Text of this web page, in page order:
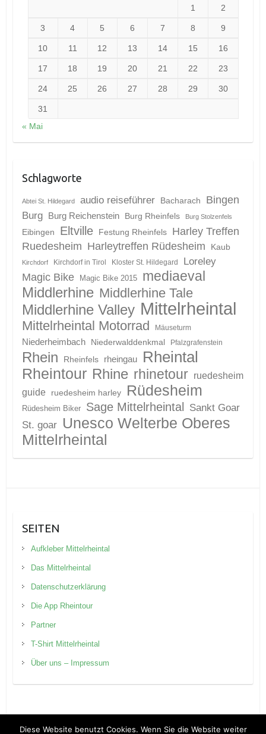
1 2
3 4 5 6 7 8 9
10 11 12 13 14 15 16
17 18 19 20 21 22 23
24 25 26 27 28 29 30
31
« Mai
Schlagworte
Abtei St. Hildegard audio reiseführer Bacharach
Bingen
Burg
Burg Reichenstein Burg Rheinfels Burg Stolzenfels
Eibingen Eltville Festung Rheinfels
Harley Treffen
Ruedesheim Harleytreffen Rüdesheim Kaub
Kirchdorf Kirchdorf in Tirol Kloster St. Hildegard Loreley
Magic Bike Magic Bike 2015 mediaeval
Middlerhine Middlerhine Tale
Middlerhine Valley Mittelrheintal
Mittelrheintal Motorrad Mäuseturm
Niederheimbach Niederwalddenkmal Pfalzgrafenstein
Rhein Rheinfels rheingau
Rheintal
Rheintour Rhine rhinetour ruedesheim
guide
ruedesheim harley Rüdesheim
Rüdesheim Biker Sage Mittelrheintal Sankt Goar
St. goar Unesco Welterbe Oberes
Mittelrheintal
SEITEN
Aufkleber Mittelrheintal
Das Mittelrheintal
Datenschutzerklärung
Die App Rheintour
Partner
T-Shirt Mittelrheintal
Über uns – Impressum
Diese Website benutzt Cookies. Wenn Sie die Website weiter